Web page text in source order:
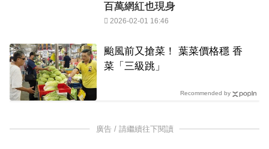
百萬網紅也現身
2026-02-01 16:46
颱風前又搶菜！ 葉菜價格穩 香
菜「三級跳」
Recommended by
廣告 / 請繼續往下閱讀